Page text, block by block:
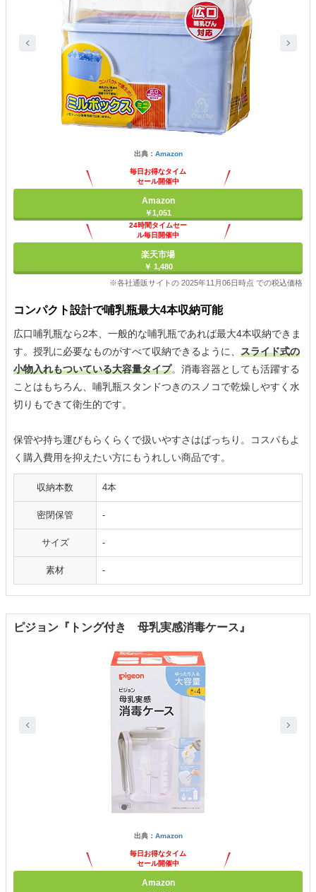
出典： Amazon
毎日お得なタイム
セール開催中
Amazon
￥1,051
24時間タイムセー
ル毎日開催中
楽天市場
￥ 1,480
※各社通販サイトの 2025年11月06日時点 での税込価格
コンパクト設計で哺乳瓶最大4本収納可能
広口哺乳瓶なら2本、一般的な哺乳瓶であれば最大4本収納できま
す。授乳に必要なものがすべて収納できるように、 スライド式の
小物入れもついている大容量タイプ。消毒容器としても活躍する
ことはもちろん、哺乳瓶スタンドつきのスノコで乾燥しやすく水
切りもできて衛生的です。
保管や持ち運びもらくらくで扱いやすさはばっちり。コスパもよ
く購入費用を抑えたい方にもうれしい商品です。
収納本数 4本
密閉保管 -
サイズ -
素材 -
ピジョン『トング付き 母乳実感消毒ケース』
出典： Amazon
毎日お得なタイム
セール開催中
Amazon